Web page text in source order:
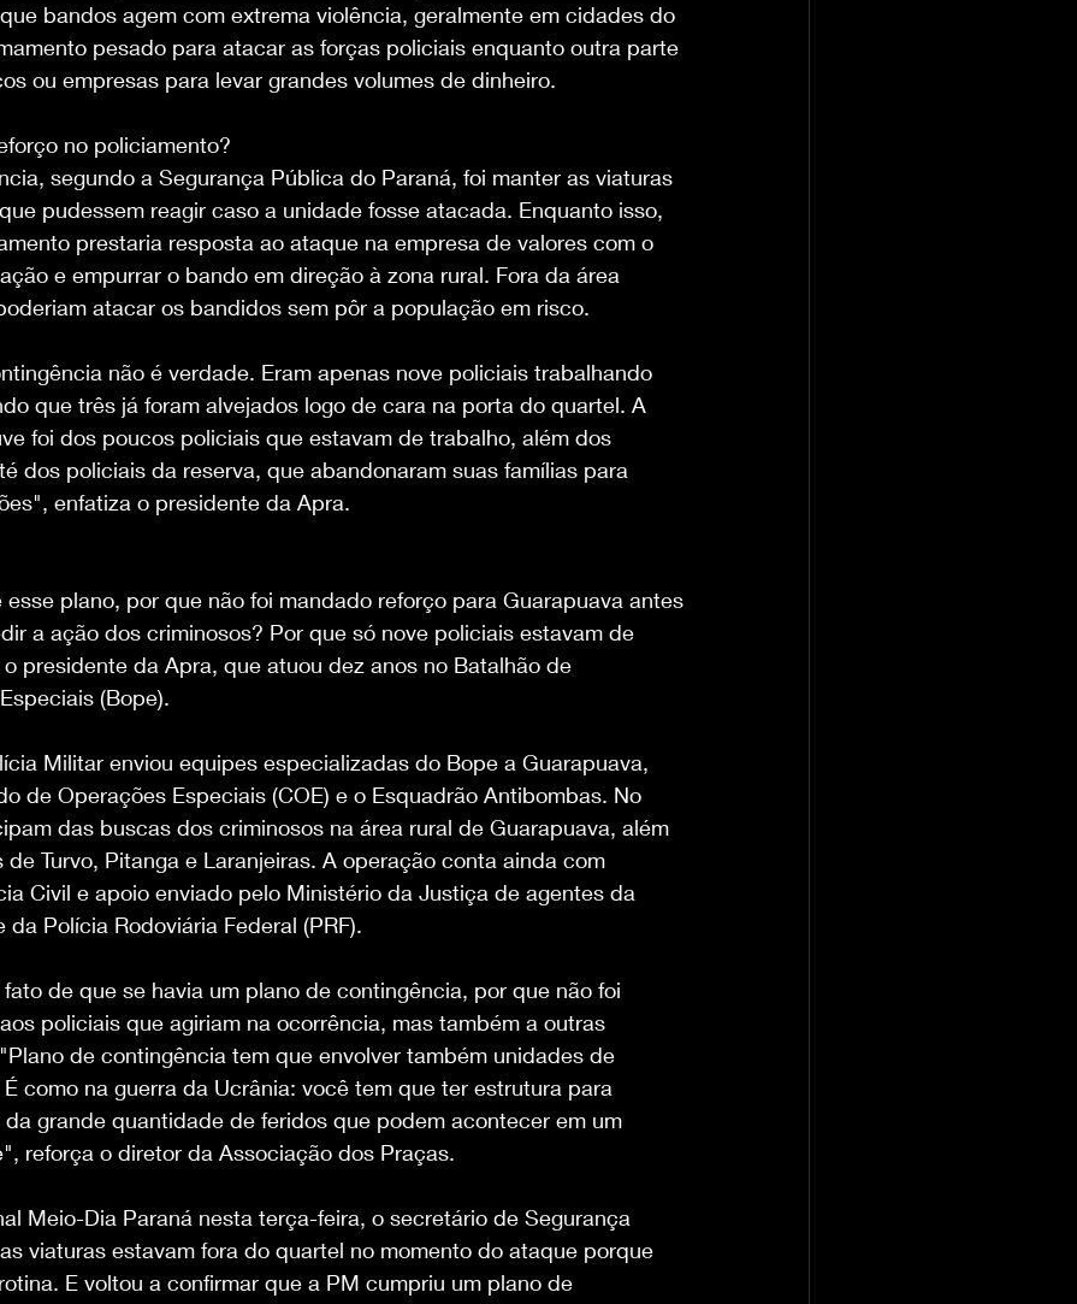
bandos agem com extrema violência, geralmente em cidades do
pesado para atacar as forças policiais enquanto outra parte
ou empresas para levar grandes volumes de dinheiro.
no policiamento?
segundo a Segurança Pública do Paraná, foi manter as viaturas
pudessem reagir caso a unidade fosse atacada. Enquanto isso,
prestaria resposta ao ataque na empresa de valores com o
e empurrar o bando em direção à zona rural. Fora da área
atacar os bandidos sem pôr a população em risco.
não é verdade. Eram apenas nove policiais trabalhando
que três já foram alvejados logo de cara na porta do quartel. A
foi dos poucos policiais que estavam de trabalho, além dos
dos policiais da reserva, que abandonaram suas famílias para
enfatiza o presidente da Apra.
esse plano, por que não foi mandado reforço para Guarapuava antes
a ação dos criminosos? Por que só nove policiais estavam de
presidente da Apra, que atuou dez anos no Batalhão de
(Bope).
Militar enviou equipes especializadas do Bope a Guarapuava,
de Operações Especiais (COE) e o Esquadrão Antibombas. No
das buscas dos criminosos na área rural de Guarapuava, além
Turvo, Pitanga e Laranjeiras. A operação conta ainda com
Civil e apoio enviado pelo Ministério da Justiça de agentes da
da Polícia Rodoviária Federal (PRF).
de que se havia um plano de contingência, por que não foi
policiais que agiriam na ocorrência, mas também a outras
de contingência tem que envolver também unidades de
como na guerra da Ucrânia: você tem que ter estrutura para
grande quantidade de feridos que podem acontecer em um
reforça o diretor da Associação dos Praças.
Meio-Dia Paraná nesta terça-feira, o secretário de Segurança
viaturas estavam fora do quartel no momento do ataque porque
E voltou a confirmar que a PM cumpriu um plano de